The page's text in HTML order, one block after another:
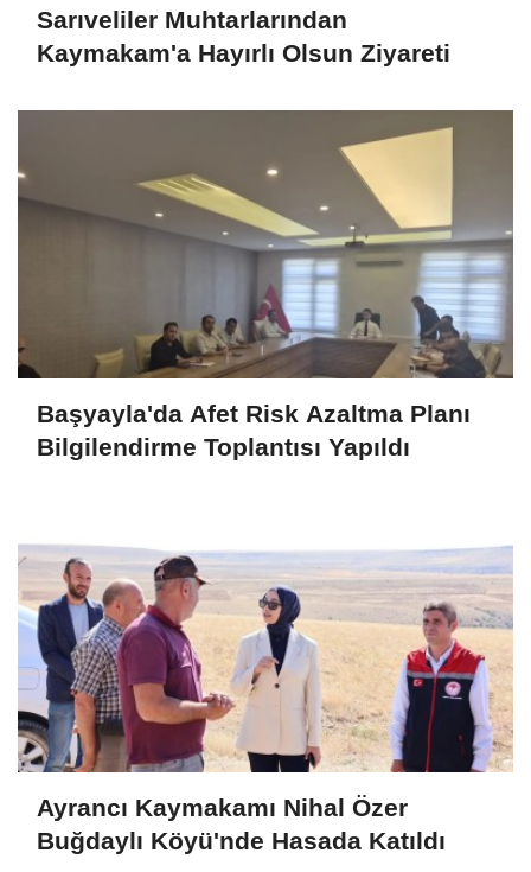
Sarıveliler Muhtarlarından
Kaymakam'a Hayırlı Olsun Ziyareti
Başyayla'da Afet Risk Azaltma Planı
Bilgilendirme Toplantısı Yapıldı
Ayrancı Kaymakamı Nihal Özer
Buğdaylı Köyü'nde Hasada Katıldı